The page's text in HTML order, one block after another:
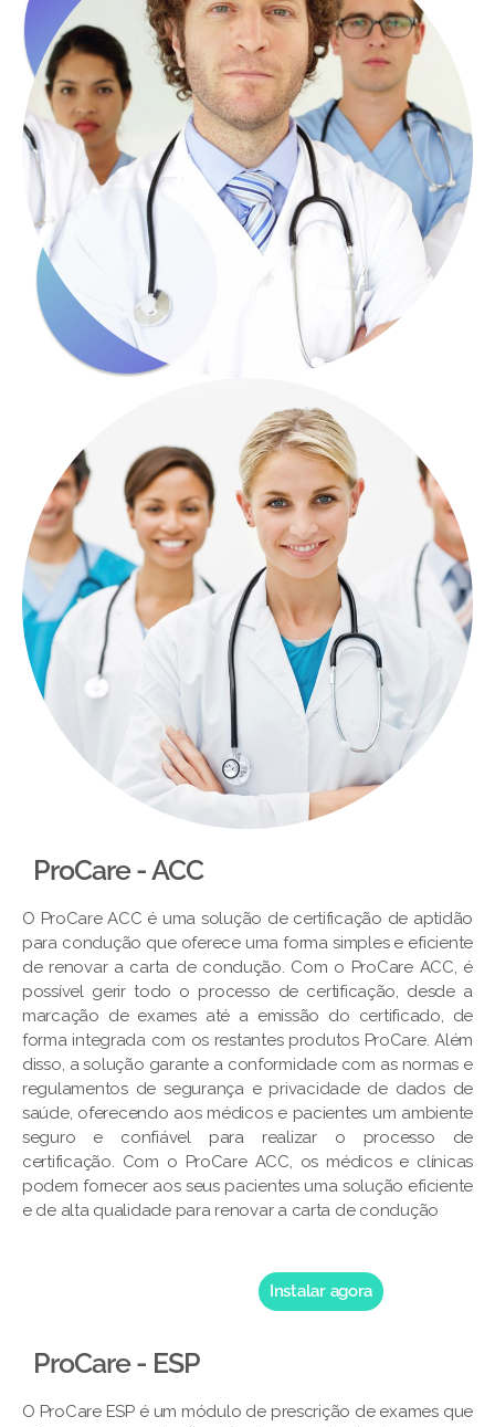
ProCare - ACC
O ProCare ACC é uma solução de certificação de aptidão
para condução que oferece uma forma simples e eficiente
de renovar a carta de condução. Com o ProCare ACC, é
possível gerir todo o processo de certificação, desde a
marcação de exames até a emissão do certificado, de
forma integrada com os restantes produtos ProCare. Além
disso, a solução garante a conformidade com as normas e
regulamentos de segurança e privacidade de dados de
saúde, oferecendo aos médicos e pacientes um ambiente
seguro e confiável para realizar o processo de
certificação. Com o ProCare ACC, os médicos e clínicas
podem fornecer aos seus pacientes uma solução eficiente
e de alta qualidade para renovar a carta de condução
Instalar agora
ProCare - ESP
O ProCare ESP é um módulo de prescrição de exames que